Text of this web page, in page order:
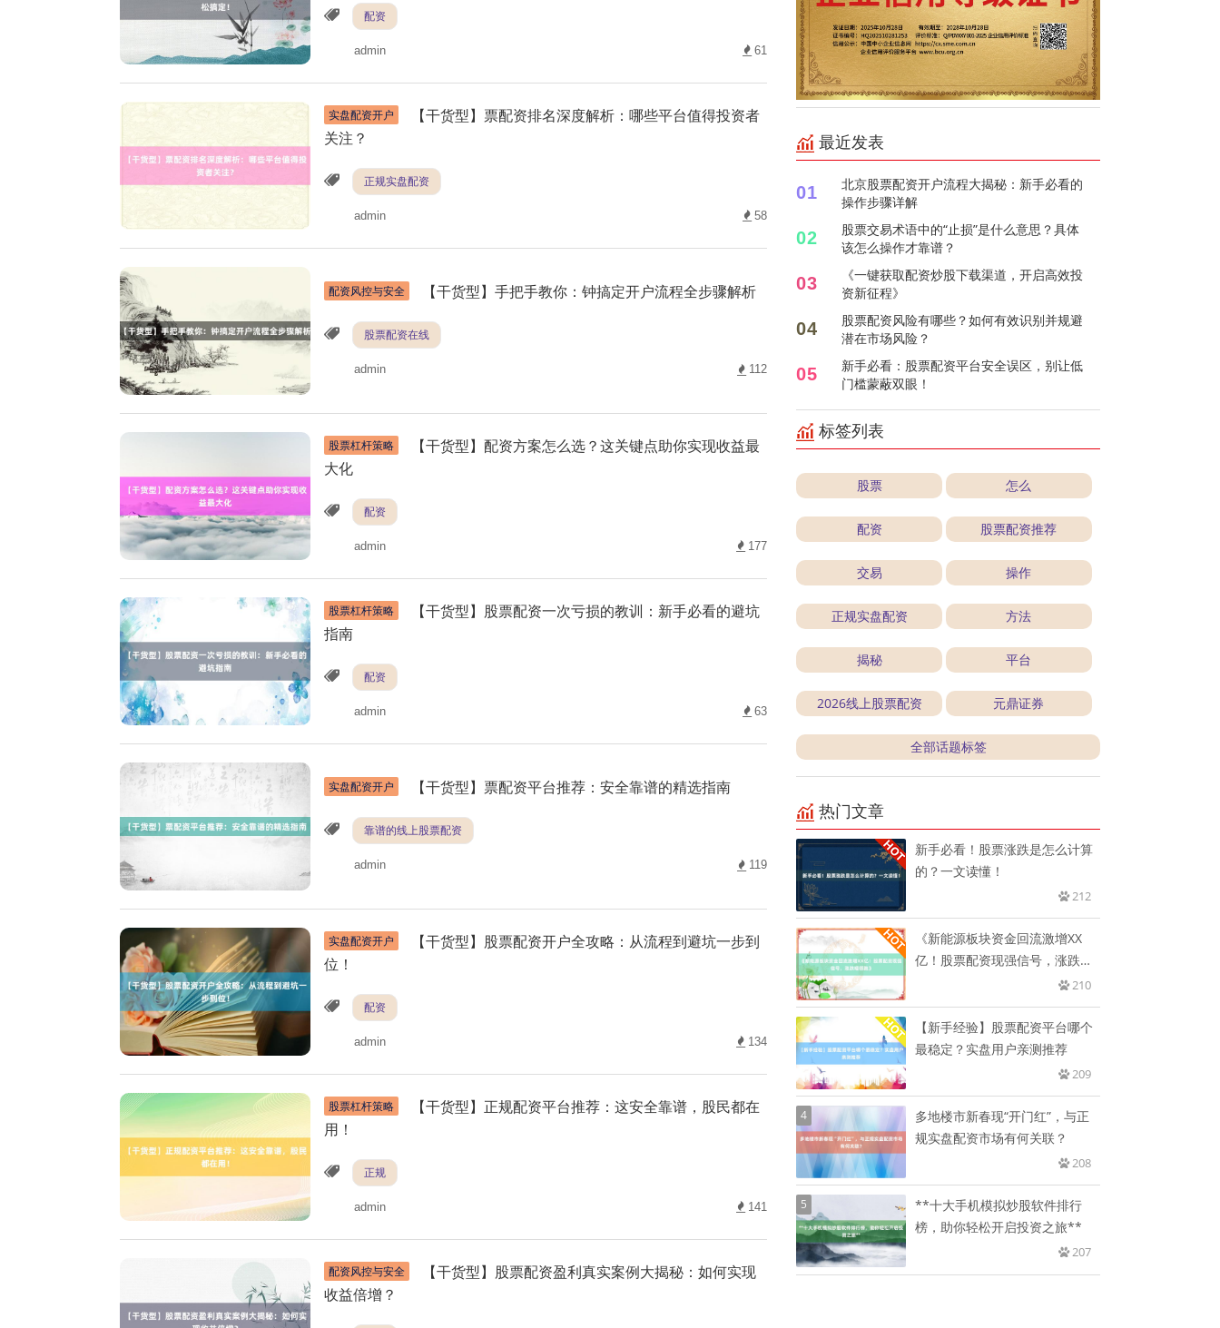
配资
admin 61
实盘配资开户
【干货型】票配资排名深度解析：哪些平台值得投资者
关注？
正规实盘配资
admin 58
配资风控与安全 【干货型】手把手教你：钟搞定开户流程全步骤解析
股票配资在线
admin 112
股票杠杆策略
【干货型】配资方案怎么选？这关键点助你实现收益最
大化
配资
admin 177
股票杠杆策略
【干货型】股票配资一次亏损的教训：新手必看的避坑
指南
配资
admin 63
实盘配资开户 【干货型】票配资平台推荐：安全靠谱的精选指南
靠谱的线上股票配资
admin 119
实盘配资开户
【干货型】股票配资开户全攻略：从流程到避坑一步到
位！
配资
admin 134
股票杠杆策略
【干货型】正规配资平台推荐：这安全靠谱，股民都在
用！
正规
admin 141
配资风控与安全
【干货型】股票配资盈利真实案例大揭秘：如何实现
收益倍增？
最近发表
01
北京股票配资开户流程大揭秘：新手必看的
操作步骤详解
02
股票交易术语中的“止损”是什么意思？具体
该怎么操作才靠谱？
03
《一键获取配资炒股下载渠道，开启高效投
资新征程》
04
股票配资风险有哪些？如何有效识别并规避
潜在市场风险？
05
新手必看：股票配资平台安全误区，别让低
门槛蒙蔽双眼！
标签列表
股票 怎么
配资 股票配资推荐
交易 操作
正规实盘配资 方法
揭秘 平台
2026线上股票配资 元鼎证券
全部话题标签
热门文章
新手必看！股票涨跌是怎么计算
的？一文读懂！
212
《新能源板块资金回流激增XX
亿！股票配资现强信号，涨跌幅
210
【新手经验】股票配资平台哪个
最稳定？实盘用户亲测推荐
209
4
多地楼市新春现“开门红”，与正
规实盘配资市场有何关联？
208
5
**十大手机模拟炒股软件排行
榜，助你轻松开启投资之旅**
207